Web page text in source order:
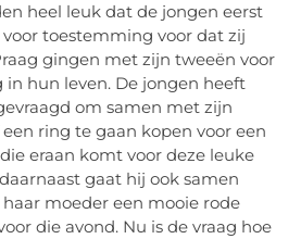
heel leuk dat de jongen eerst
toestemming voor dat zij
gingen met zijn tweeën voor
in hun leven. De jongen heeft
om samen met zijn
ring te gaan kopen voor een
eraan komt voor deze leuke
gaat hij ook samen
moeder een mooie rode
die avond. Nu is de vraag hoe